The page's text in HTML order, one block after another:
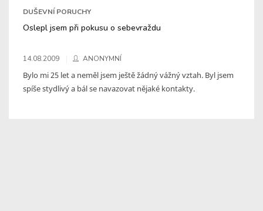
DUŠEVNÍ PORUCHY
Oslepl jsem při pokusu o sebevraždu
14.08.2009 ANONYMNÍ
Bylo mi 25 let a neměl jsem ještě žádný vážný vztah. Byl jsem
spíše stydlivý a bál se navazovat nějaké kontakty.